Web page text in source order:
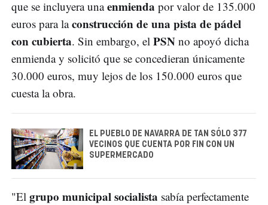
que se incluyera unaenmienda por valor de 135.000
euros para laconstrucción de una pista de pádel
con cubierta. Sin embargo, el PSN no apoyó dicha
enmienda y solicitó que se concedieran únicamente
30.000 euros, muy lejos de los 150.000 euros que
cuesta la obra.
EL PUEBLO DE NAVARRA DE TAN SÓLO 377
VECINOS QUE CUENTA POR FIN CON UN
SUPERMERCADO
"El grupo municipal socialista sabía perfectamente